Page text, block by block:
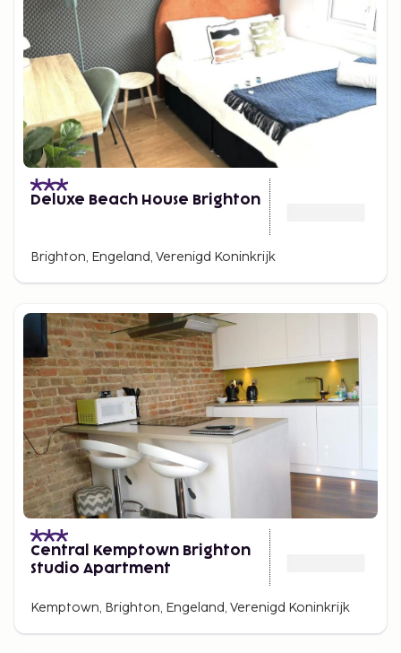
Deluxe Beach House Brighton
Brighton, Engeland, Verenigd Koninkrijk
Central Kemptown Brighton
Studio Apartment
Kemptown, Brighton, Engeland, Verenigd Koninkrijk